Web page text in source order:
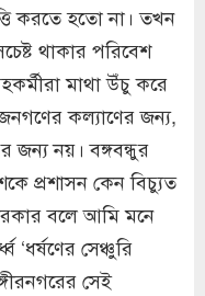
করতে হতো না। তখন
থাকার পরিবেশ
মাথা উঁচু করে
কল্যাণের জন্য,
জন্য নয়। বঙ্গবন্ধুর
প্রশাসন কেন বিচ্যুত
বলে আমি মনে
‘ধর্ষণের সেঞ্চুরি
সেই